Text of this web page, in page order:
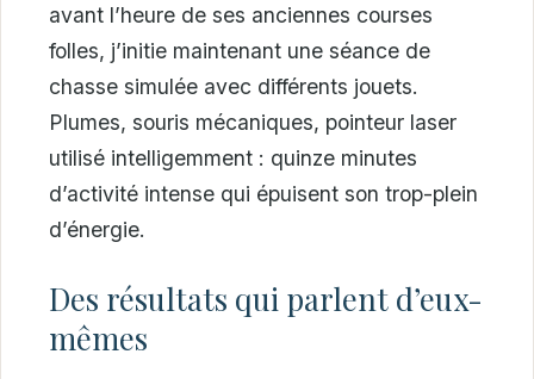
avant l’heure de ses anciennes courses
folles, j’initie maintenant une séance de
chasse simulée avec différents jouets.
Plumes, souris mécaniques, pointeur laser
utilisé intelligemment : quinze minutes
d’activité intense qui épuisent son trop-plein
d’énergie.
Des résultats qui parlent d’eux-
mêmes